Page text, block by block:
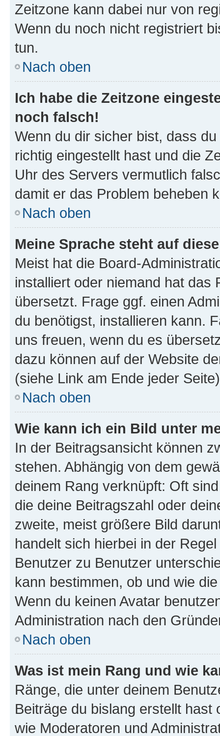
Zeitzone kann dabei nur von
Wenn du noch nicht registriert
tun.
Nach oben
Ich habe die Zeitzone
noch falsch!
Wenn du dir sicher bist, dass
richtig eingestellt hast und die
Uhr des Servers vermutlich
damit er das Problem beheben
Nach oben
Meine Sprache steht auf
Meist hat die Board-
installiert oder niemand hat das
übersetzt. Frage ggf. einen
du benötigst, installieren kann.
uns freuen, wenn du es
dazu können auf der Website
(siehe Link am Ende jeder
Nach oben
Wie kann ich ein Bild unter
In der Beitragsansicht können
stehen. Abhängig von dem
deinem Rang verknüpft: Oft
die deine Beitragszahl oder
zweite, meist größere Bild
handelt sich hierbei in der
Benutzer zu Benutzer
kann bestimmen, ob und wie
Wenn du keinen Avatar
Administration nach den
Nach oben
Was ist mein Rang und wie
Ränge, die unter deinem
Beiträge du bislang erstellt
wie Moderatoren und